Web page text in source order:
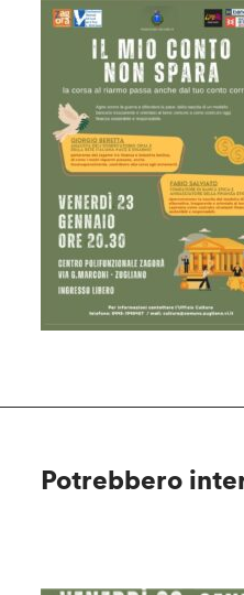
Potrebbero